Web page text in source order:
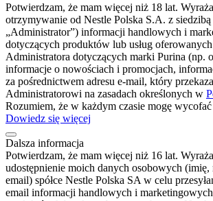
Potwierdzam, że mam więcej niż 18 lat.
otrzymywanie od Nestle Polska S.A. z
„Administrator”) informacji handlowych i
dotyczących produktów lub usług
Administratora dotyczących marki Purina (np.
informacje o nowościach i promocjach,
za pośrednictwem adresu e-mail, który
Administratorowi na zasadach określonych w
Rozumiem, że w każdym czasie mogę
Dowiedz się więcej
Dalsza informacja
Potwierdzam, że mam więcej niż 16 lat.
udostępnienie moich danych osobowych (imię,
email) spółce Nestle Polska SA w celu
email informacji handlowych i